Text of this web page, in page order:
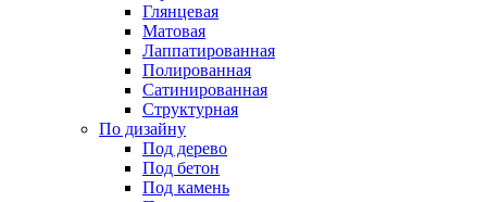
Глянцевая
Матовая
Лаппатированная
Полированная
Сатинированная
Структурная
По дизайну
Под дерево
Под бетон
Под камень